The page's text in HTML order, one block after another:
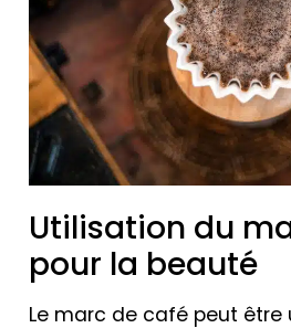
Utilisation du
pour la beauté
Le marc de café peut être